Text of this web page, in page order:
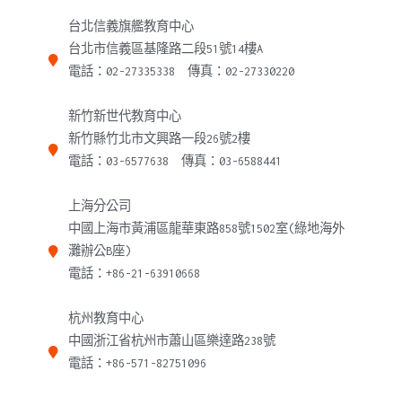
台北信義旗艦教育中心
台北市信義區基隆路二段51號14樓A
電話：02-27335338 傳真：02-27330220
新竹新世代教育中心
新竹縣竹北市文興路一段26號2樓
電話：03-6577638 傳真：03-6588441
上海分公司
中國上海市黃浦區龍華東路858號1502室(綠地海外
灘辦公B座)
電話：+86-21-63910668
杭州教育中心
中國浙江省杭州市蕭山區樂達路238號
電話：+86-571-82751096